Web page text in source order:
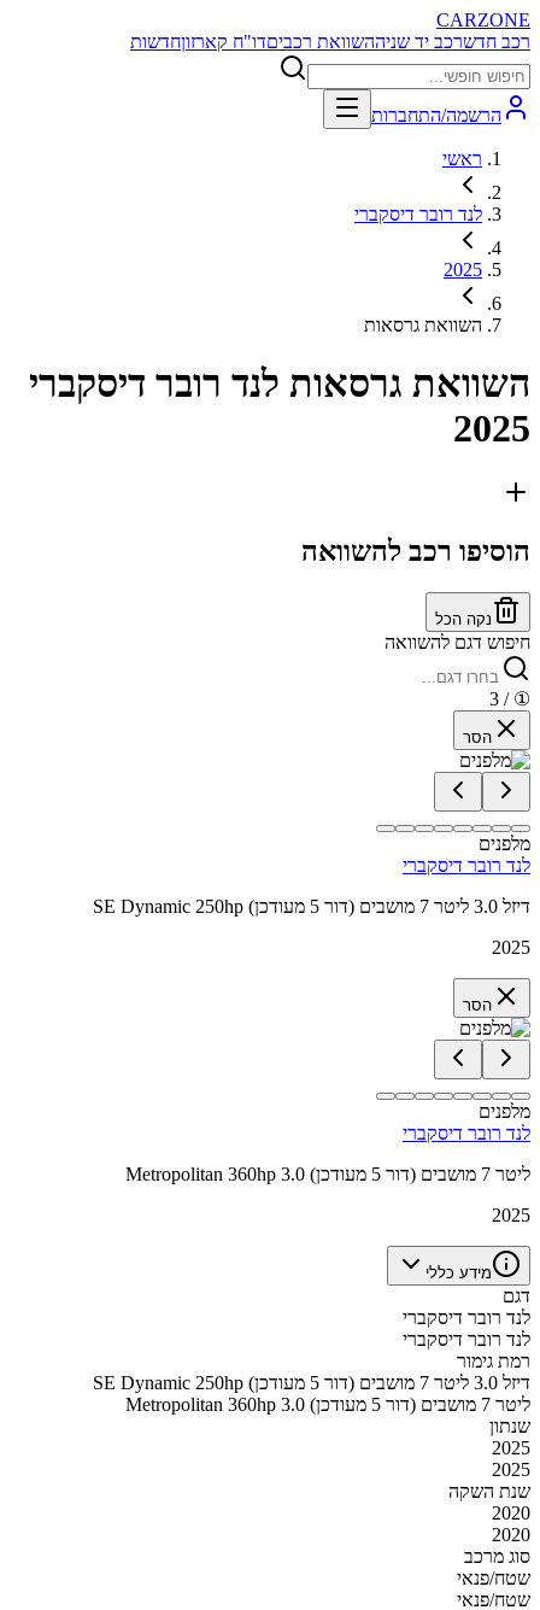
CARZONE
רכב חדשרכב יד שניההשוואת רכביםדו"ח קארזוןחדשות
הרשמה/התחברות
ראשי
לנד רובר דיסקברי
2025
השוואת גרסאות
השוואת גרסאות לנד רובר דיסקברי
2025
הוסיפו רכב להשוואה
נקה הכל
חיפוש דגם להשוואה
①
/ 3
הסר
מלפנים
לנד רובר דיסקברי
SE Dynamic 250hp דיזל 3.0 ליטר 7 מושבים (דור 5 מעודכן)
2025
הסר
מלפנים
לנד רובר דיסקברי
Metropolitan 360hp 3.0 ליטר 7 מושבים (דור 5 מעודכן)
2025
מידע כללי
דגם
לנד רובר דיסקברי
לנד רובר דיסקברי
רמת גימור
SE Dynamic 250hp דיזל 3.0 ליטר 7 מושבים (דור 5 מעודכן)
Metropolitan 360hp 3.0 ליטר 7 מושבים (דור 5 מעודכן)
שנתון
2025
2025
שנת השקה
2020
2020
סוג מרכב
שטח/פנאי
שטח/פנאי